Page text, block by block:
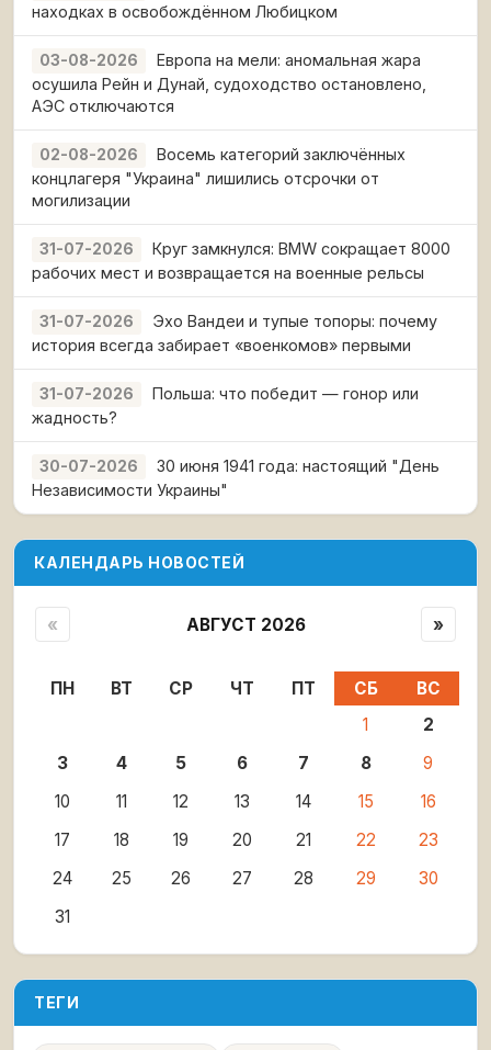
находках в освобождённом Любицком
03-08-2026
Европа на мели: аномальная жара
осушила Рейн и Дунай, судоходство остановлено,
АЭС отключаются
02-08-2026
Восемь категорий заключённых
концлагеря "Украина" лишились отсрочки от
могилизации
31-07-2026
Круг замкнулся: BMW сокращает 8000
рабочих мест и возвращается на военные рельсы
31-07-2026
Эхо Вандеи и тупые топоры: почему
история всегда забирает «военкомов» первыми
31-07-2026
Польша: что победит — гонор или
жадность?
30-07-2026
30 июня 1941 года: настоящий "День
Независимости Украины"
КАЛЕНДАРЬ НОВОСТЕЙ
« АВГУСТ 2026 »
ПН ВТ СР ЧТ ПТ СБ
ВС
1
2
3
4 5 6 7 8
9
10
11 12 13 14 15
16
17
18 19 20 21 22
23
24
25 26 27 28 29
30
31
ТЕГИ